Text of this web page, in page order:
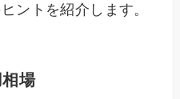
ントを紹介します。
場